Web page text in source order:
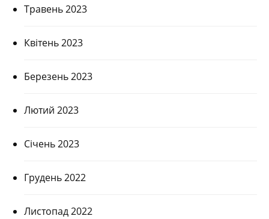
Травень 2023
Квітень 2023
Березень 2023
Лютий 2023
Січень 2023
Грудень 2022
Листопад 2022